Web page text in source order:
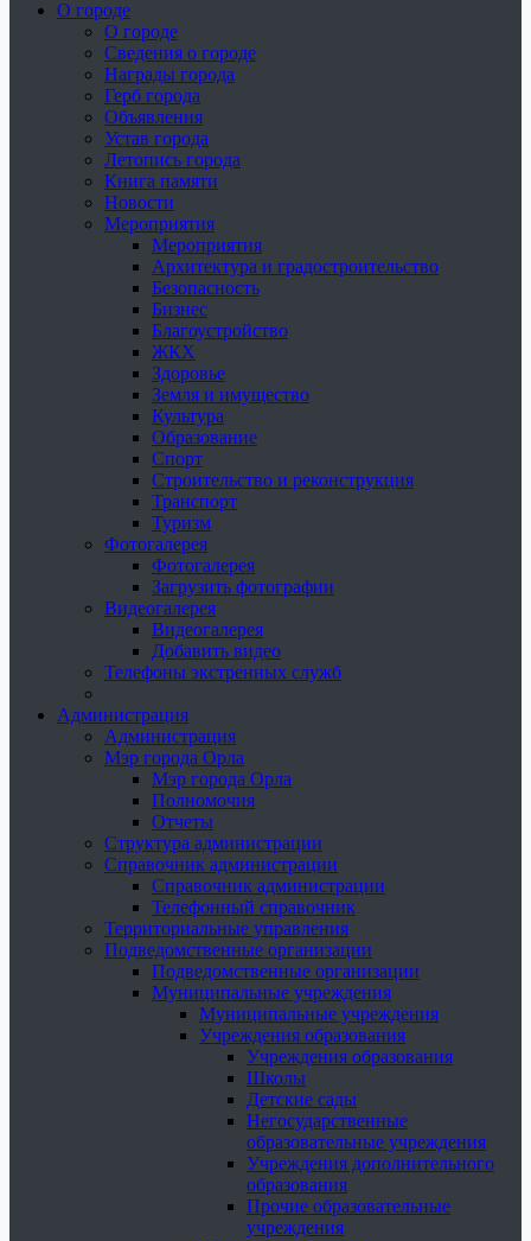
О городе
О городе
Сведения о городе
Награды города
Герб города
Объявления
Устав города
Летопись города
Книга памяти
Новости
Мероприятия
Мероприятия
Архитектура и градостроительство
Безопасность
Бизнес
Благоустройство
ЖКХ
Здоровье
Земля и имущество
Культура
Образование
Спорт
Строительство и реконструкция
Транспорт
Туризм
Фотогалерея
Фотогалерея
Загрузить фотографии
Видеогалерея
Видеогалерея
Добавить видео
Телефоны экстренных служб
Администрация
Администрация
Мэр города Орла
Мэр города Орла
Полномочия
Отчеты
Структура администрации
Справочник администрации
Справочник администрации
Телефонный справочник
Территориальные управления
Подведомственные организации
Подведомственные организации
Муниципальные учреждения
Муниципальные учреждения
Учреждения образования
Учреждения образования
Школы
Детские сады
Негосударственные
образовательные учреждения
Учреждения дополнительного
образования
Прочие образовательные
учреждения